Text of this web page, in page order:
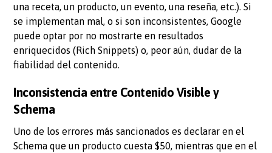
una receta, un producto, un evento, una reseña, etc.). Si
se implementan mal, o si son inconsistentes, Google
puede optar por no mostrarte en resultados
enriquecidos (Rich Snippets) o, peor aún, dudar de la
fiabilidad del contenido.
Inconsistencia entre Contenido Visible y
Schema
Uno de los errores más sancionados es declarar en el
Schema que un producto cuesta $50, mientras que en el